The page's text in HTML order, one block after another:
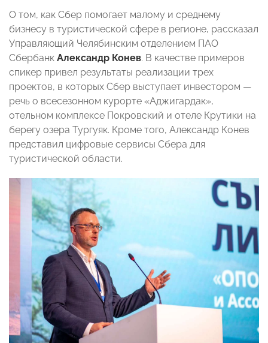
О том, как Сбер помогает малому и среднему
бизнесу в туристической сфере в регионе, рассказал
Управляющий Челябинским отделением ПАО
Сбербанк Александр Конев. В качестве примеров
спикер привел результаты реализации трех
проектов, в которых Сбер выступает инвестором —
речь о всесезонном курорте «Аджигардак»,
отельном комплексе Покровский и отеле Крутики на
берегу озера Тургуяк. Кроме того, Александр Конев
представил цифровые сервисы Сбера для
туристической области.